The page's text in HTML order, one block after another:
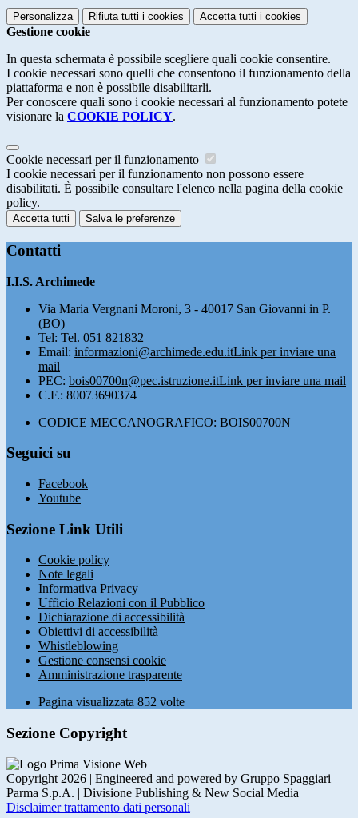
Personalizza Rifiuta tutti i cookies Accetta tutti i cookies
Gestione cookie
In questa schermata è possibile scegliere quali cookie consentire.
I cookie necessari sono quelli che consentono il funzionamento della
piattaforma e non è possibile disabilitarli.
Per conoscere quali sono i cookie necessari al funzionamento potete
visionare la COOKIE POLICY.
Cookie necessari per il funzionamento
I cookie necessari per il funzionamento non possono essere
disabilitati. È possibile consultare l'elenco nella pagina della cookie
policy.
Accetta tutti Salva le preferenze
Contatti
I.I.S. Archimede
Via Maria Vergnani Moroni, 3 - 40017 San Giovanni in P.
(BO)
Tel: Tel. 051 821832
Email: informazioni@archimede.edu.itLink per inviare una
mail
PEC: bois00700n@pec.istruzione.itLink per inviare una mail
C.F.: 80073690374
CODICE MECCANOGRAFICO: BOIS00700N
Seguici su
Facebook
Youtube
Sezione Link Utili
Cookie policy
Note legali
Informativa Privacy
Ufficio Relazioni con il Pubblico
Dichiarazione di accessibilità
Obiettivi di accessibilità
Whistleblowing
Gestione consensi cookie
Amministrazione trasparente
Pagina visualizzata 852 volte
Sezione Copyright
Copyright 2026 | Engineered and powered by Gruppo Spaggiari
Parma S.p.A. | Divisione Publishing & New Social Media
Disclaimer trattamento dati personali